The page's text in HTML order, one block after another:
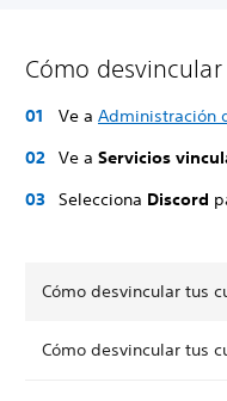
Cómo
Ve a Administración
Ve a Servicios
Selecciona Discord
Cómo desvincular tus
Cómo desvincular tus